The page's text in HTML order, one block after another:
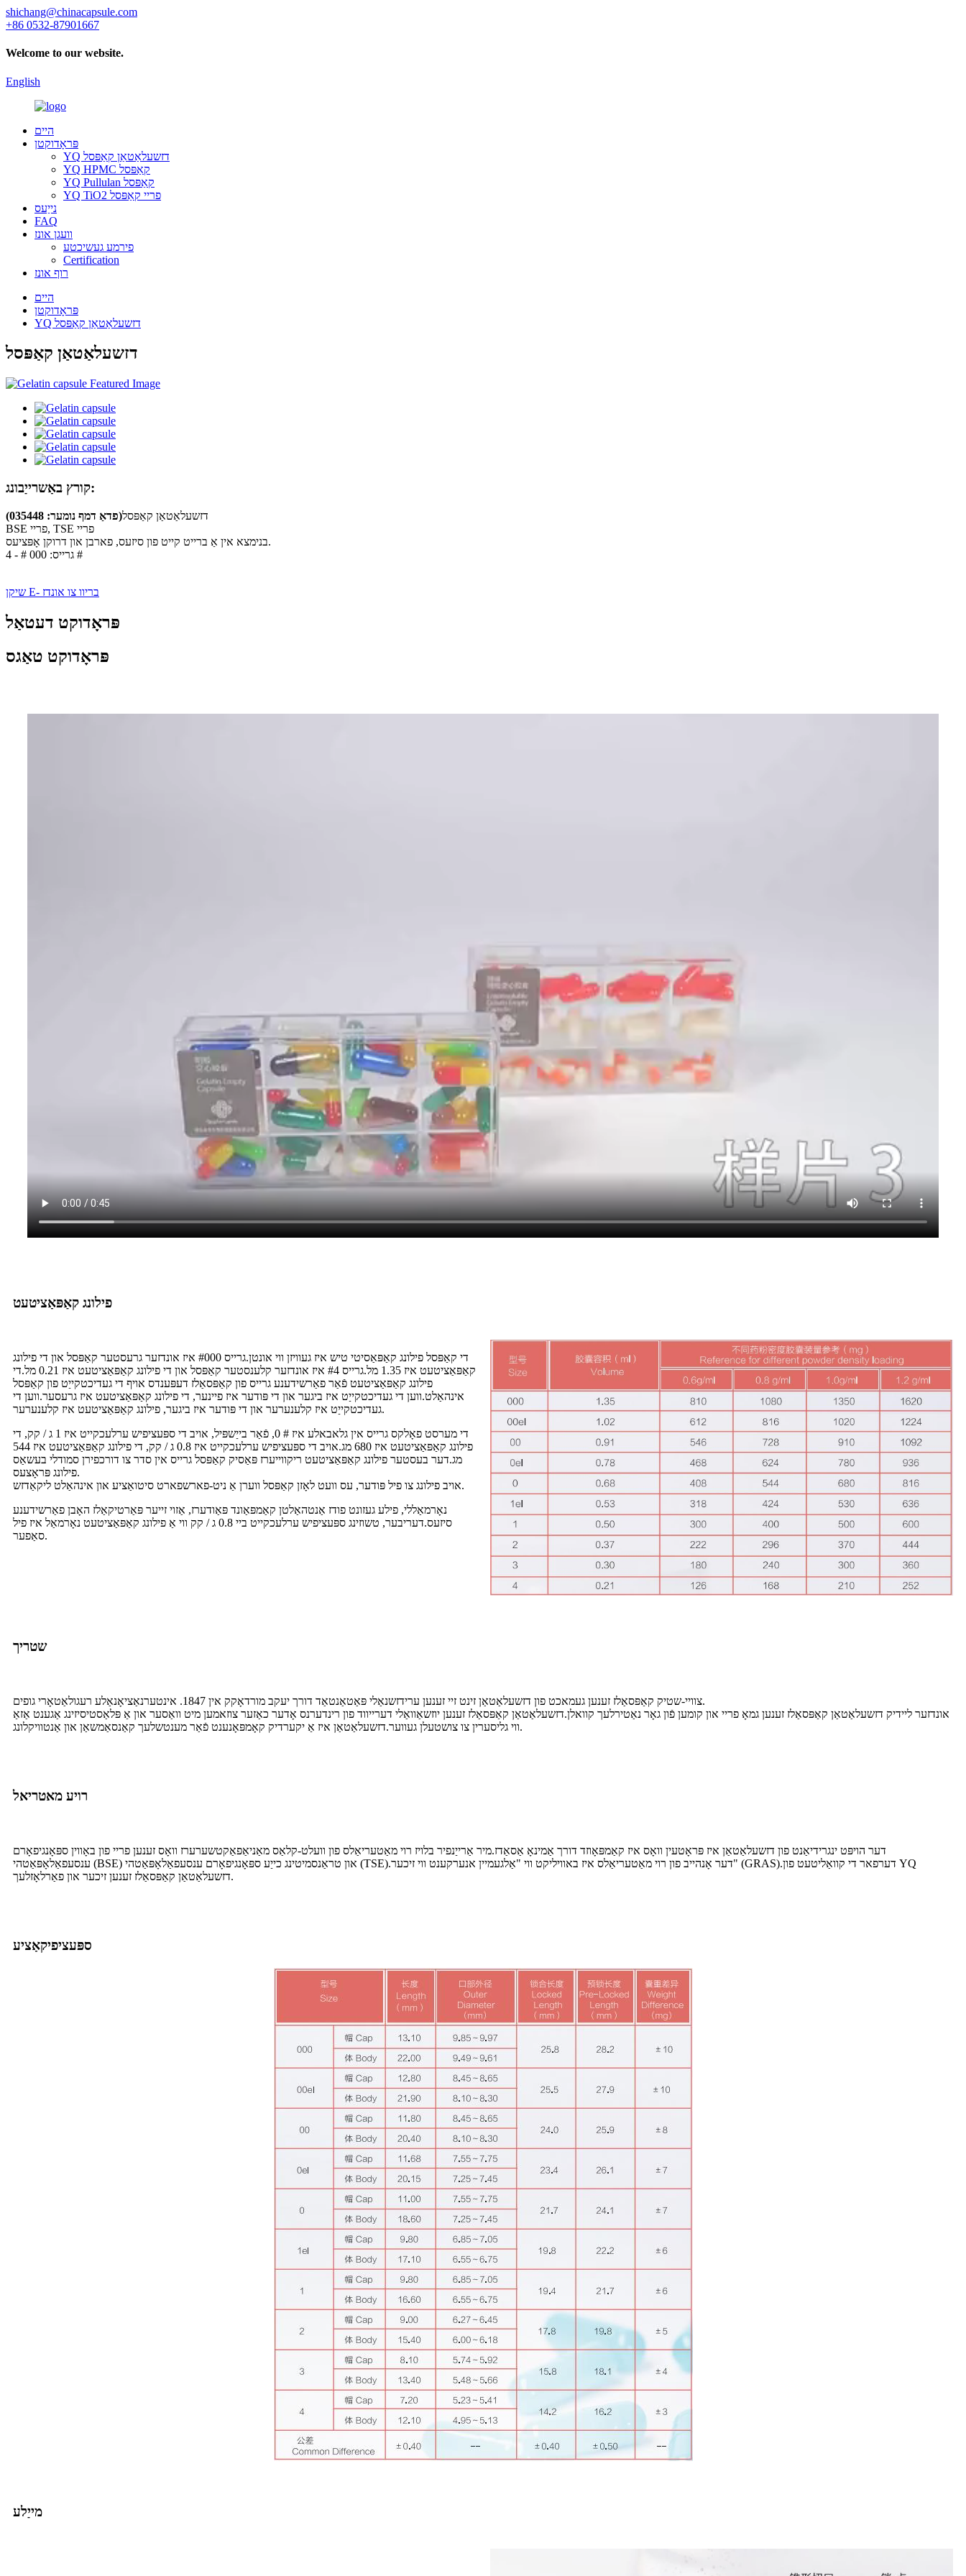
shichang@chinacapsule.com
+86 0532-87901667
Welcome to our website.
English
היים
פּראָדוקטן
YQ דזשעלאַטאַן קאַפּסל
YQ HPMC קאַפּסל
YQ Pullulan קאַפּסל
YQ TiO2 פריי קאַפּסל
נייַעס
FAQ
וועגן אונז
פירמע געשיכטע
Certification
רוף אונז
היים
פּראָדוקטן
YQ דזשעלאַטאַן קאַפּסל
דזשעלאַטאַן קאַפּסל
קורץ באַשרייַבונג:
דזשעלאַטאַן קאַפּסל(פדאַ דמף נומער: 035448)
BSE פריי, TSE פריי
בנימצא אין אַ ברייט קייט פון סיזעס, פארבן און דרוקן אָפּציעס.
גרייס: 000 # - 4 #
שיקן E- בריוו צו אונדז
פּראָדוקט דעטאַל
פּראָדוקט טאַגס
פילונג קאַפּאַציטעט
די קאַפּסל פילונג קאַפּאַסיטי טיש איז געוויזן ווי אונטן.גרייס #000 איז אונדזער גרעסטער קאַפּסל און די פילונג
קאַפּאַציטעט איז 1.35 מל.גרייס #4 איז אונדזער קלענסטער קאַפּסל און די פילונג קאַפּאַציטעט איז 0.21 מל.די
פילונג קאַפּאַציטעט פֿאַר פאַרשידענע גרייס פון קאַפּסאַלז דעפּענדס אויף די געדיכטקייַט פון קאַפּסל
אינהאַלט.ווען די געדיכטקייַט איז ביגער און די פּודער איז פיינער, די פילונג קאַפּאַציטעט איז גרעסער.ווען די
געדיכטקייַט איז קלענערער און די פּודער איז ביגער, פילונג קאַפּאַציטעט איז קלענערער.
די מערסט פאָלקס גרייס אין גלאבאלע איז # 0, פֿאַר בייַשפּיל, אויב די ספּעציפיש ערלעכקייט איז 1 ג / קק, די
פילונג קאַפּאַציטעט איז 680 מג.אויב די ספּעציפיש ערלעכקייט איז 0.8 ג / קק, די פילונג קאַפּאַציטעט איז 544
מג.דער בעסטער פילונג קאַפּאַציטעט ריקווייערז פּאַסיק קאַפּסל גרייס אין סדר צו דורכפירן סמודלי בעשאַס
פילונג פּראָצעס.
אויב פילונג צו פיל פּודער, עס וועט לאָזן קאַפּסל ווערן אַ ניט-פארשפארט סיטואַציע און אינהאַלט ליקאַדזש.
נאָרמאַללי, פילע געזונט פודז אַנטהאַלטן קאַמפּאַונד פּאַודערז, אַזוי זייער פּאַרטיקאַלז האָבן פאַרשידענע
סיזעס.דעריבער, טשוזינג ספּעציפיש ערלעכקייט ביי 0.8 ג / קק ווי אַ פילונג קאַפּאַציטעט נאָרמאַל איז פיל
סאַפער.
שטריך
צוויי-שטיק קאַפּסאַלז זענען געמאכט פון דזשעלאַטאַן זינט זיי זענען ערידזשנאַלי פּאַטאַנטאַד דורך יעקב מורדאָקק אין 1847. אינטערנאַציאָנאַלע רעגולאַטאָרי גופים.
אונדזער ליידיק דזשעלאַטאַן קאַפּסאַלז זענען גמאָ פריי און קומען פֿון גאָר נאַטירלעך קוואלן.דזשעלאַטאַן קאַפּסאַלז זענען יוזשאַוואַלי דערייווד פון רינדערנס אָדער כאַזער צוזאמען מיט וואַסער און אַ פּלאַסטיסיזינג אַגענט אַזאַ
ווי גליסערין צו צושטעלן געווער.דזשעלאַטאַן איז אַ יקערדיק קאָמפּאָנענט פֿאַר מענטשלעך קאַנסאַמשאַן און אַנטוויקלונג.
רויע מאטריאל
דער הויפּט ינגרידיאַנט פון דזשעלאַטאַן איז פּראָטעין וואָס איז קאַמפּאָוזד דורך אַמינאָ אַסאַדז.מיר אַרייַנפיר בלויז רוי מאַטעריאַלס פון וועלט-קלאַס מאַניאַפאַקטשערערז וואָס זענען פריי פון באָווין ספּאָנגיפאָרם
ענסעפאַלאָפּאַטהי (BSE) און טראַנסמיטינג כייַע ספּאָנגיפאָרם ענסעפאַלאָפּאַטהי (TSE).דער אָנהייב פון רוי מאַטעריאַלס איז באוויליקט ווי "אַלגעמיין אנערקענט ווי זיכער" (GRAS).דערפאר די קוואַליטעט פון YQ
דזשעלאַטאַן קאַפּסאַלז זענען זיכער און פאַרלאָזלעך.
ספּעציפיקאַציע
מייַלע